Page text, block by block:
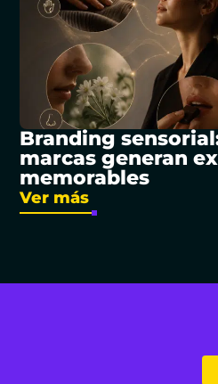
Branding
marcas generan
memorables
Ver más